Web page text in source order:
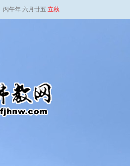
丙午年 六月廿五 立秋